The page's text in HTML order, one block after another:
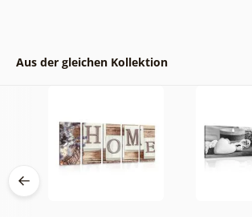
Aus der gleichen Kollektion